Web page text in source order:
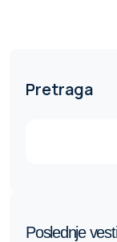
Pretraga
Poslednje vesti